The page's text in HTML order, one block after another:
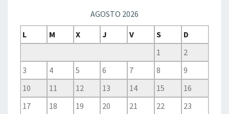
AGOSTO 2026
L
M X J V S
D
1
2
3
4 5 6 7 8
9
10
11 12 13 14 15
16
17
18 19 20 21 22
23